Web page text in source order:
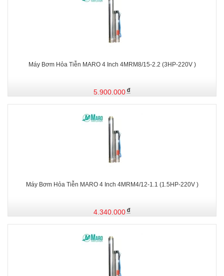
Máy Bơm Hỏa Tiễn MARO 4 Inch 4MRM8/15-2.2 (3HP-220V )
5.900.000
Máy Bơm Hỏa Tiễn MARO 4 Inch 4MRM4/12-1.1 (1.5HP-220V )
4.340.000